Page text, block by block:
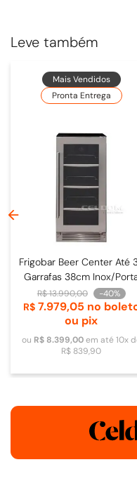
Leve também
Mais Vendidos
Pronta Entrega
Frigobar Beer Center Até
Garrafas 38cm Inox/
de Vidro - 4093840009
R$13.990,00 -40%
R$ 7.979,05 no
ou pix
ou R$ 8.399,00em até10x
R$ 839,90